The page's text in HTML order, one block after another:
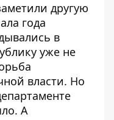
другую
года
в
уже не
власти. Но
А